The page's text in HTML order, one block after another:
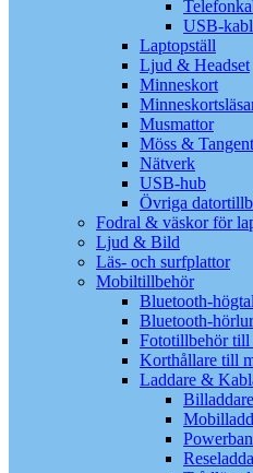
USB-
Laptopställ
Ljud & Headset
Minneskort
Musmattor
Möss &
Nätverk
USB-hub
Övriga
Fodral & väskor för
Ljud & Bild
Läs- och surfplattor
Mobiltillbehör
Bluetooth-
Bluetooth-
Fototillbehör till
Korthållare till
Laddare &
Billaddare